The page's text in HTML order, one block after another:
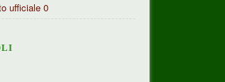
ufficiale 0